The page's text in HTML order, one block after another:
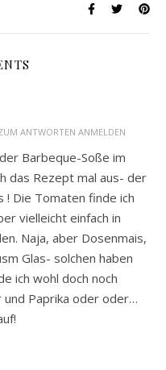
ANTWORTEN ANMELDEN
Barbeque-Soße im
das Rezept mal aus- der
! Die Tomaten finde ich
vielleicht einfach in
Naja, aber Dosenmais,
Glas- solchen haben
ich wohl doch noch
und Paprika oder oder…